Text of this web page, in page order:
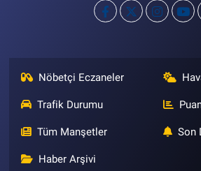
Nöbetçi Eczaneler
Trafik Durumu
Tüm Manşetler Son
Haber Arşivi